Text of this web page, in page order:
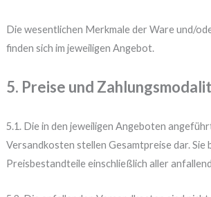
Die wesentlichen Merkmale der Ware und/
finden sich im jeweiligen Angebot.
5. Preise und
5.1. Die in den jeweiligen Angeboten
Versandkosten stellen Gesamtpreise dar. Sie
Preisbestandteile einschließlich aller